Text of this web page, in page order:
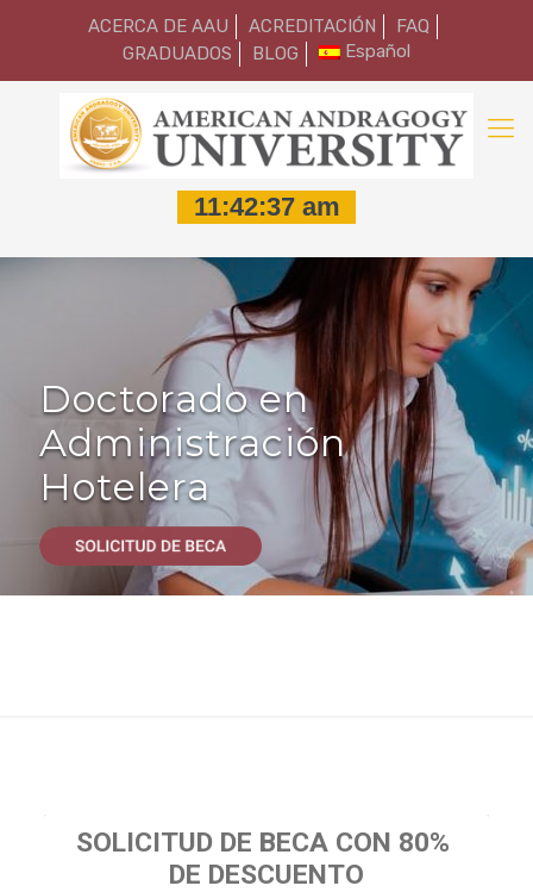
ACERCA DE AAU ACREDITACIÓN
FAQ
GRADUADOS
BLOG Español
Doctorado en
Administración
Hotelera
SOLICITUD DE BECA CON 80%
DE DESCUENTO